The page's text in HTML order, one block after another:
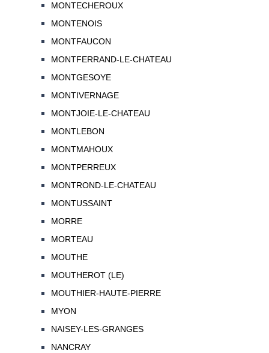
MONTECHEROUX
MONTENOIS
MONTFAUCON
MONTFERRAND-LE-CHATEAU
MONTGESOYE
MONTIVERNAGE
MONTJOIE-LE-CHATEAU
MONTLEBON
MONTMAHOUX
MONTPERREUX
MONTROND-LE-CHATEAU
MONTUSSAINT
MORRE
MORTEAU
MOUTHE
MOUTHEROT (LE)
MOUTHIER-HAUTE-PIERRE
MYON
NAISEY-LES-GRANGES
NANCRAY